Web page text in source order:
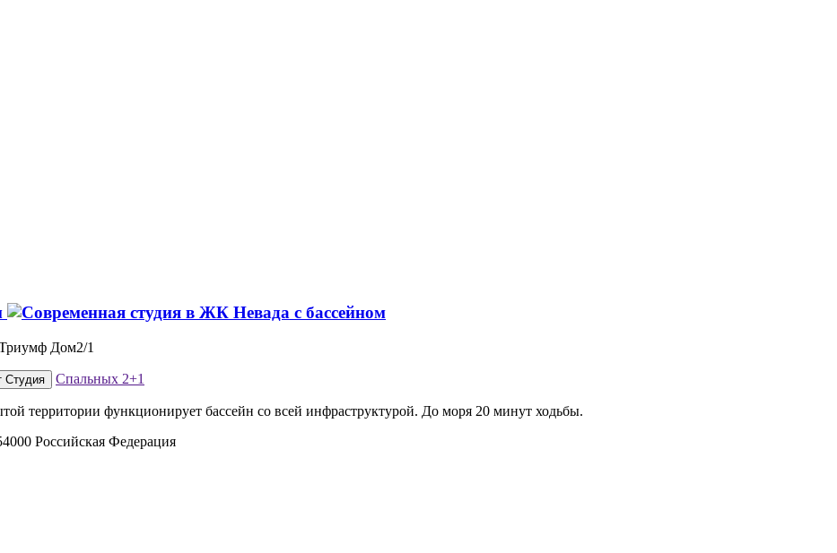
Дом2/1
Студия Спальных 2+1
территории функционирует бассейн со всей инфраструктурой. До моря 20 минут ходьбы.
Российская Федерация